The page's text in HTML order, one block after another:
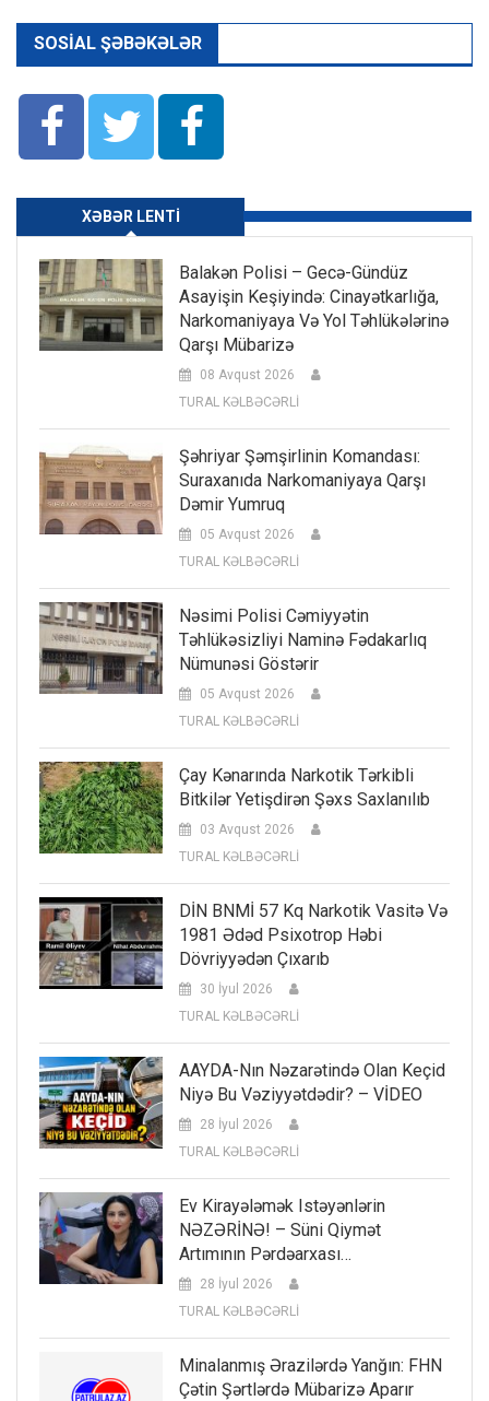
SOSIAL ŞƏBƏKƏLƏR
XƏBƏR LENTI
Balakən Polisi – Gecə-Gündüz
Asayişin Keşiyində: Cinayətkarlığa,
Narkomaniyaya Və Yol Təhlükələrinə
Qarşı Mübarizə
08 Avqust 2026
TURAL KƏLBƏCƏRLİ
Şəhriyar Şəmşirlinin Komandası:
Suraxanıda Narkomaniyaya Qarşı
Dəmir Yumruq
05 Avqust 2026
TURAL KƏLBƏCƏRLİ
Nəsimi Polisi Cəmiyyətin
Təhlükəsizliyi Naminə Fədakarlıq
Nümunəsi Göstərir
05 Avqust 2026
TURAL KƏLBƏCƏRLİ
Çay Kənarında Narkotik Tərkibli
Bitkilər Yetişdirən Şəxs Saxlanılıb
03 Avqust 2026
TURAL KƏLBƏCƏRLİ
DİN BNMİ 57 Kq Narkotik Vasitə Və
1981 Ədəd Psixotrop Həbi
Dövriyyədən Çıxarıb
30 İyul 2026
TURAL KƏLBƏCƏRLİ
AAYDA-Nın Nəzarətində Olan Keçid
Niyə Bu Vəziyyətdədir? – VİDEO
28 İyul 2026
TURAL KƏLBƏCƏRLİ
Ev Kirayələmək Istəyənlərin
NƏZƏRİNƏ! – Süni Qiymət
Artımının Pərdəarxası…
28 İyul 2026
TURAL KƏLBƏCƏRLİ
Minalanmış Ərazilərdə Yanğın: FHN
Çətin Şərtlərdə Mübarizə Aparır